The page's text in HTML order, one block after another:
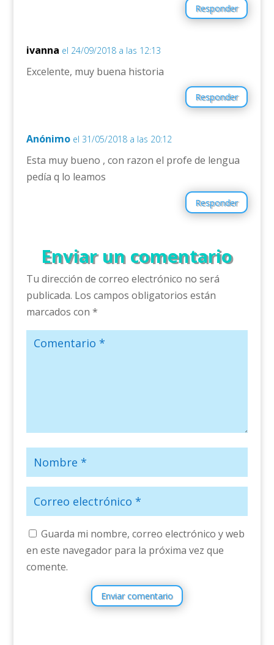
Responder
ivanna el 24/09/2018 a las 12:13
Excelente, muy buena historia
Responder
Anónimo el 31/05/2018 a las 20:12
Esta muy bueno , con razon el profe de lengua
pedía q lo leamos
Responder
Enviar un comentario
Tu dirección de correo electrónico no será
publicada. Los campos obligatorios están
marcados con *
Guarda mi nombre, correo electrónico y web
en este navegador para la próxima vez que
comente.
Enviar comentario